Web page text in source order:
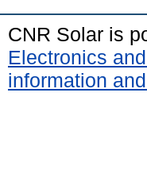
CNR Solar is
Electronics
information